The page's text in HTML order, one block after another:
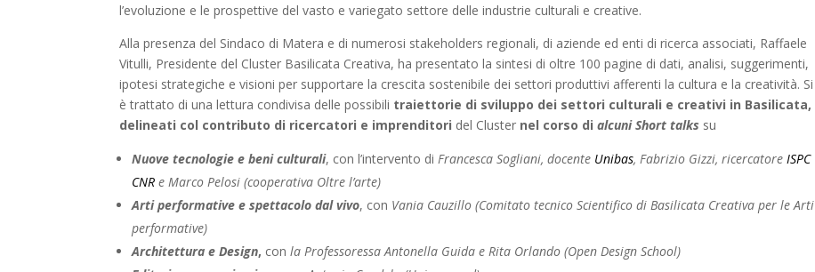
l’evoluzione e le prospettive del vasto e variegato settore delle industrie culturali e creative.
Alla presenza del Sindaco di Matera e di numerosi stakeholders regionali, di aziende ed enti di ricerca associati, Raffaele
Vitulli, Presidente del Cluster Basilicata Creativa, ha presentato la sintesi di oltre 100 pagine di dati, analisi, suggerimenti,
ipotesi strategiche e visioni per supportare la crescita sostenibile dei settori produttivi afferenti la cultura e la creatività. Si
è trattato di una lettura condivisa delle possibili traiettorie di sviluppo dei settori culturali e creativi in Basilicata,
delineati col contributo di ricercatori e imprenditori del Cluster nel corso di alcuni Short talks su
Nuove tecnologie e beni culturali, con l’intervento diFrancesca Sogliani, docente Unibas, Fabrizio Gizzi, ricercatoreISPC
CNR e Marco Pelosi (cooperativa Oltre l’arte)
Arti performative e spettacolo dal vivo, con Vania Cauzillo (Comitato tecnico Scientifico di Basilicata Creativa per le Arti
performative)
Architettura e Design, conla Professoressa Antonella Guida e Rita Orlando (Open Design School)